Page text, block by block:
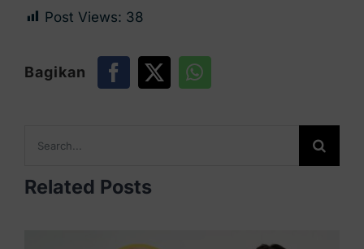
Post Views: 38
Bagikan
for:
Related Posts